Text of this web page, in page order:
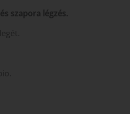
szapora légzés.